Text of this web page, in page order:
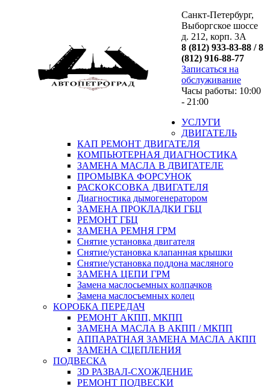
Санкт-Петербург,
Выборгское шоссе
д. 212, корп. 3А
8 (812) 933-83-88 / 8
(812) 916-88-77
Записаться на
обслуживание
Часы работы: 10:00
- 21:00
УСЛУГИ
ДВИГАТЕЛЬ
КАП РЕМОНТ ДВИГАТЕЛЯ
КОМПЬЮТЕРНАЯ ДИАГНОСТИКА
ЗАМЕНА МАСЛА В ДВИГАТЕЛЕ
ПРОМЫВКА ФОРСУНОК
РАСКОКСОВКА ДВИГАТЕЛЯ
Диагностика дымогенератором
ЗАМЕНА ПРОКЛАДКИ ГБЦ
РЕМОНТ ГБЦ
ЗАМЕНА РЕМНЯ ГРМ
Снятие установка двигателя
Cнятие/установка клапанная крышки
Cнятие/установка поддона масляного
ЗАМЕНА ЦЕПИ ГРМ
Замена маслосьемных колпачков
Замена маслосъемных колец
КОРОБКА ПЕРЕДАЧ
РЕМОНТ АКПП, МКПП
ЗАМЕНА МАСЛА В АКПП / МКПП
АППАРАТНАЯ ЗАМЕНА МАСЛА АКПП
ЗАМЕНА СЦЕПЛЕНИЯ
ПОДВЕСКА
3D РАЗВАЛ-СХОЖДЕНИЕ
РЕМОНТ ПОДВЕСКИ